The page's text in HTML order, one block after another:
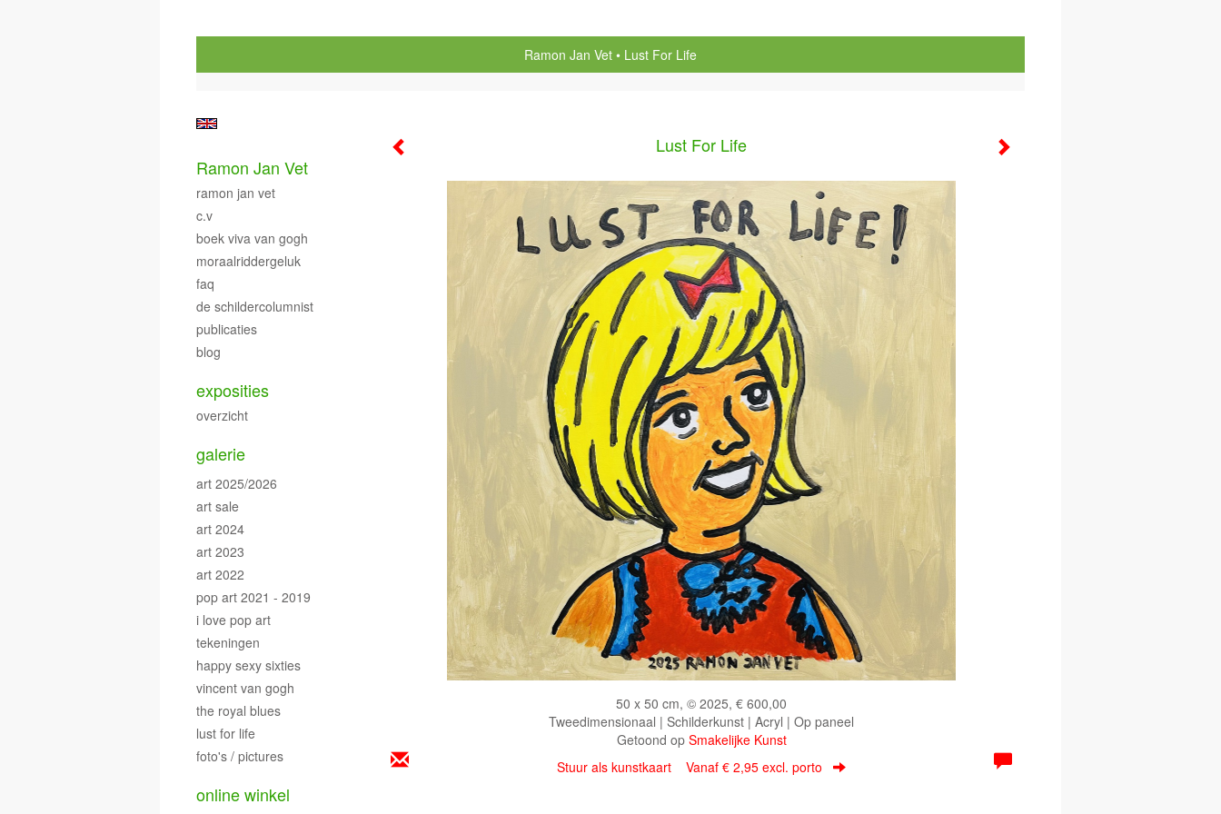
Ramon Jan Vet Lust For Life
Lust For Life
50 x 50 cm, © 2025, € 600,00
Tweedimensionaal | Schilderkunst | Acryl | Op paneel
Getoond op Smakelijke Kunst
Stuur als kunstkaart Vanaf € 2,95 excl. porto
Ramon Jan Vet
ramon jan vet
c.v
boek viva van gogh
moraalriddergeluk
faq
de schildercolumnist
publicaties
blog
exposities
overzicht
galerie
art 2025/2026
art sale
art 2024
art 2023
art 2022
pop art 2021 - 2019
i love pop art
tekeningen
happy sexy sixties
vincent van gogh
the royal blues
lust for life
foto's / pictures
online winkel